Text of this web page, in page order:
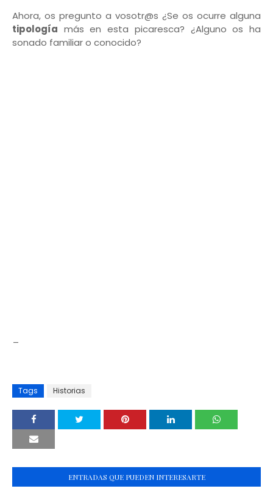
Ahora, os pregunto a vosotr@s ¿Se os ocurre alguna
tipología más en esta picaresca? ¿Alguno os ha
sonado familiar o conocido?
Tags Historias
ENTRADAS QUE PUEDEN INTERESARTE